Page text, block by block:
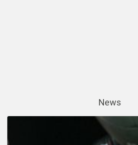
News